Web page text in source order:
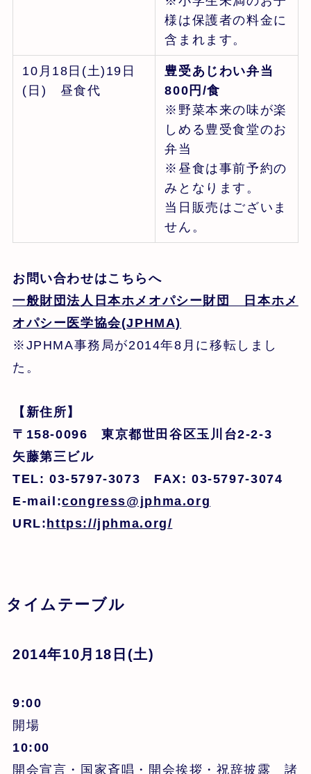
様は保護者の料金に
含まれます。
10月18日(土)19日
(日) 昼食代
豊受あじわい弁当
800円/食
※野菜本来の味が楽
しめる豊受食堂のお
弁当
※昼食は事前予約の
みとなります。
当日販売はございま
せん。
お問い合わせはこちらへ
一般財団法人日本ホメオパシー財団 日本ホメ
オパシー医学協会(JPHMA)
※JPHMA事務局が2014年8月に移転しまし
た。
【新住所】
〒158-0096 東京都世田谷区玉川台2-2-3
矢藤第三ビル
TEL: 03-5797-3073 FAX: 03-5797-3074
E-mail:congress@jphma.org
URL: https://jphma.org/
タイムテーブル
2014年10月18日(土)
9:00
開場
10:00
開会宣言・国家斉唱・開会挨拶・祝辞披露 諸